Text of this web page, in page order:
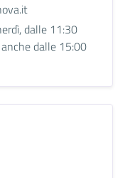
dalle 11:30
dalle 15:00